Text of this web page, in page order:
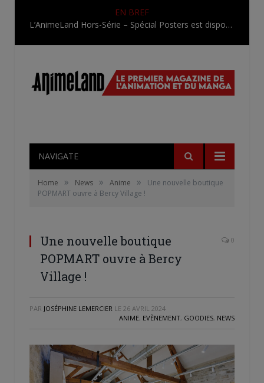
EN BREF
L’AnimeLand Hors-Série – Spécial Posters est disponible !
NAVIGATE
Home » News » Anime »
Une nouvelle boutique
POPMART ouvre à Bercy Village !
Une nouvelle boutique
POPMART ouvre à Bercy
Village !
0
PAR JOSÉPHINE LEMERCIER LE 26 AVRIL 2024
ANIME, EVÈNEMENT, GOODIES, NEWS